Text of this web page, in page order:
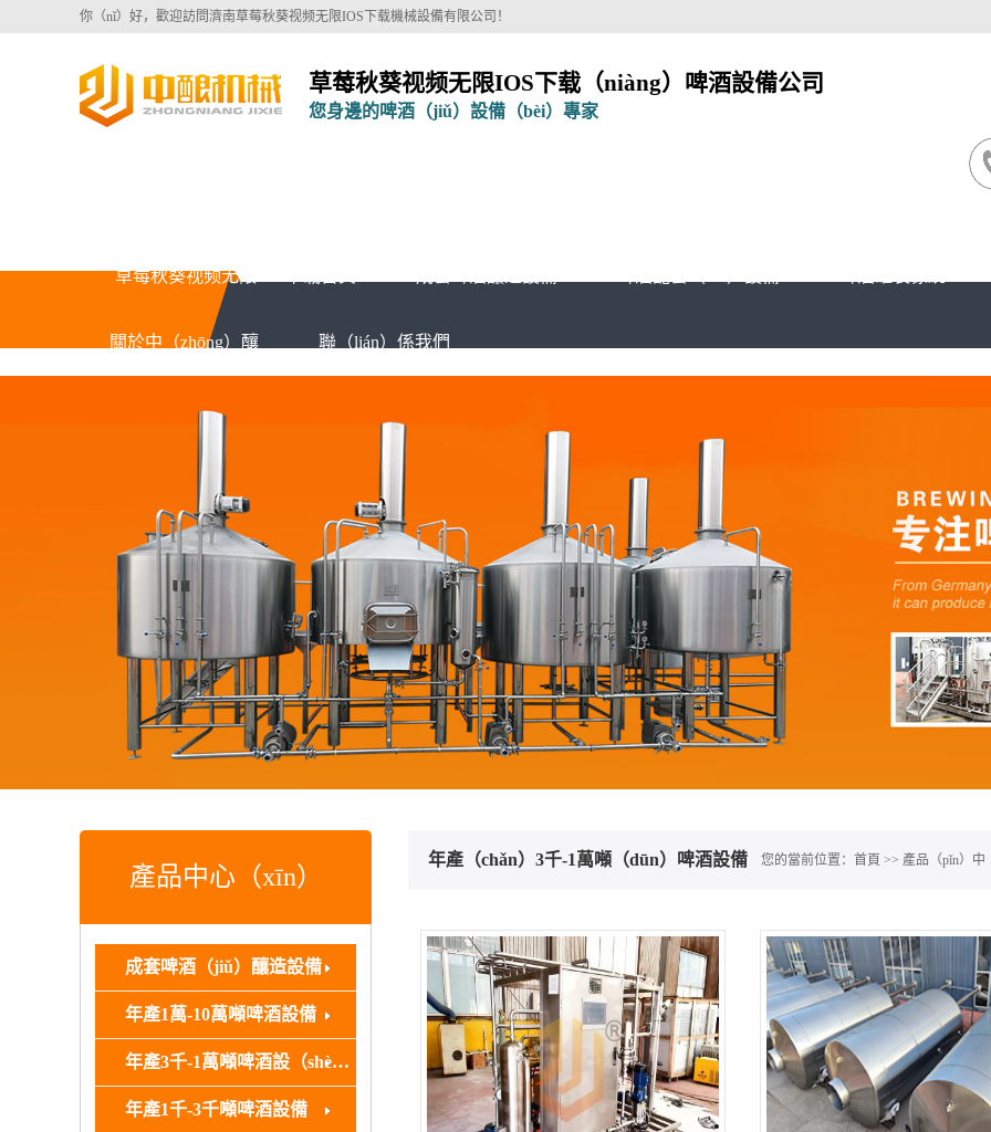
你（nǐ）好，歡迎訪問濟南草莓秋葵视频无限IOS下载機械設備有限公司！
草莓秋葵视频无限IOS下载（niàng）啤酒設備公司
您身邊的啤酒（jiǔ）設備（bèi）專家
草莓秋葵视频无限IOS下载首頁
關於中（zhōng）釀 聯（lián）係我們
產品中心（xīn）
成套啤酒（jiǔ）釀造設備
年產1萬-10萬噸啤酒設備
年產3千-1萬噸啤酒設（shè）備
年產1千-3千噸啤酒設備
年產（chǎn）3千-1萬噸（dūn）啤酒設備 您的當前位置： 首頁 >> 產品（pǐn）中